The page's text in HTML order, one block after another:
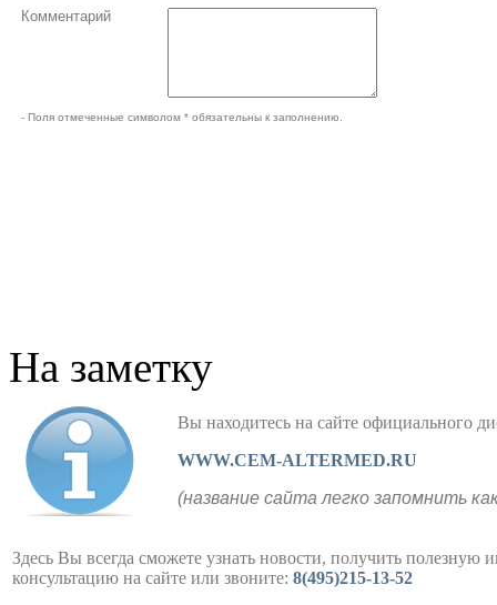
Комментарий
- Поля отмеченные символом * обязательны к заполнению.
На заметку
Вы находитесь на сайте
WWW.CEM-ALTERMED.RU
(название сайта легко запомнить
Здесь Вы всегда сможете узнать новости, получить
консультацию на сайте или звоните: 8(495)215-13-52